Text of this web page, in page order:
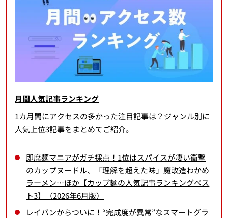
月間人気記事ランキング
1カ月間にアクセスの多かった注目記事は？ジャンル別に
人気上位3記事をまとめてご紹介。
即席麺マニアがガチ採点！1位はスパイスが凄い衝撃
のカップヌードル、「理解を超えた味」魔改造わかめ
ラーメン…ほか【カップ麺の人気記事ランキングベス
ト3】（2026年6月版）
レイバンからついに！“完成度が異常”なスマートグラ